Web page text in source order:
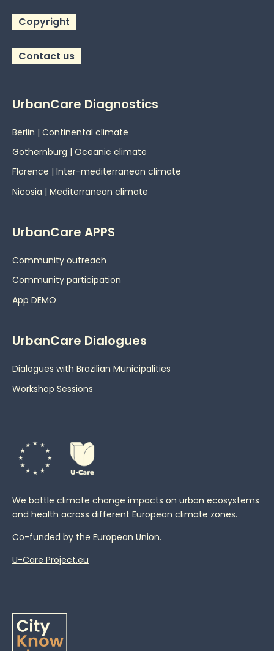
Copyright
Contact us
UrbanCare Diagnostics
Berlin | Continental climate
Gothernburg | Oceanic climate
Florence | Inter-mediterranean climate
Nicosia | Mediterranean climate
UrbanCare APPS
Community outreach
Community participation
App DEMO
UrbanCare Dialogues
Dialogues with Brazilian Municipalities
Workshop Sessions
We battle climate change impacts on urban ecosystems
and health across different European climate zones.
Co-funded by the European Union.
U-Care Project.eu